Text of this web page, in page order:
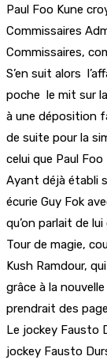
Paul Foo Kune
Commissaires
Commissaires,
S’en suit alors
poche le mit sur
à une déposition
de suite pour la
celui que Paul
Ayant déjà établi
écurie Guy Fok
qu’on parlait de
Tour de magie,
Kush Ramdour,
grâce à la
prendrait des
Le jockey Fausto
jockey Fausto